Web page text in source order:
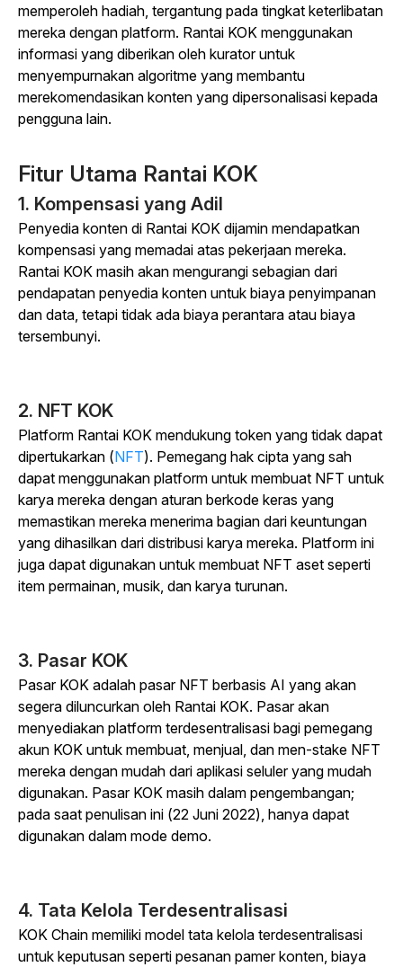
memperoleh hadiah, tergantung pada tingkat keterlibatan
mereka dengan platform. Rantai KOK menggunakan
informasi yang diberikan oleh kurator untuk
menyempurnakan algoritme yang membantu
merekomendasikan konten yang dipersonalisasi kepada
pengguna lain.
Fitur Utama Rantai KOK
1. Kompensasi yang Adil
Penyedia konten di Rantai KOK dijamin mendapatkan
kompensasi yang memadai atas pekerjaan mereka.
Rantai KOK masih akan mengurangi sebagian dari
pendapatan penyedia konten untuk biaya penyimpanan
dan data, tetapi tidak ada biaya perantara atau biaya
tersembunyi.
2. NFT KOK
Platform Rantai KOK mendukung token yang tidak dapat
dipertukarkan (NFT). Pemegang hak cipta yang sah
dapat menggunakan platform untuk membuat NFT untuk
karya mereka dengan aturan berkode keras yang
memastikan mereka menerima bagian dari keuntungan
yang dihasilkan dari distribusi karya mereka. Platform ini
juga dapat digunakan untuk membuat NFT aset seperti
item permainan, musik, dan karya turunan.
3. Pasar KOK
Pasar KOK adalah pasar NFT berbasis AI yang akan
segera diluncurkan oleh Rantai KOK. Pasar akan
menyediakan platform terdesentralisasi bagi pemegang
akun KOK untuk membuat, menjual, dan men-stake NFT
mereka dengan mudah dari aplikasi seluler yang mudah
digunakan. Pasar KOK masih dalam pengembangan;
pada saat penulisan ini (22 Juni 2022), hanya dapat
digunakan dalam mode demo.
4. Tata Kelola Terdesentralisasi
KOK Chain memiliki model tata kelola terdesentralisasi
untuk keputusan seperti pesanan pamer konten, biaya